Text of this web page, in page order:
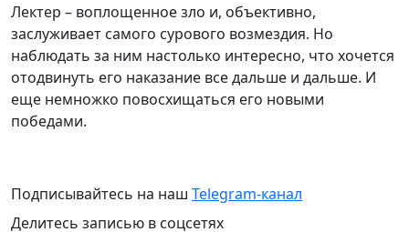
Лектер – воплощенное зло и, объективно,
заслуживает самого сурового возмездия. Но
наблюдать за ним настолько интересно, что хочется
отодвинуть его наказание все дальше и дальше. И
еще немножко повосхищаться его новыми
победами.
Подписывайтесь на наш Telegram-канал
Делитесь записью в соцсетях